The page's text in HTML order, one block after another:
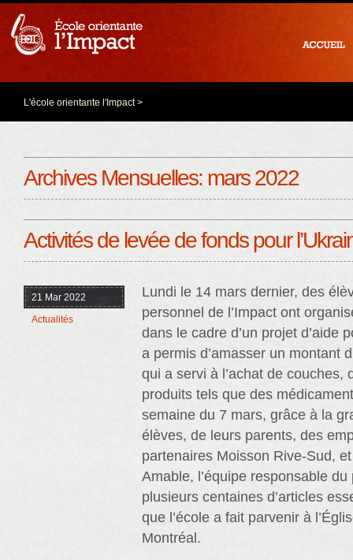
L'école orientante l'Impact>
Archives Mensuelles: mars 2022
Activités de levée de fonds pour
21 Mar 2022
Actualités
Lundi le 14 mars dernier, des
personnel de l’Impact ont
dans le cadre d’un projet d’aide
a permis d’amasser un montant
qui a servi à l’achat de couches,
produits tels que des
semaine du 7 mars, grâce à la
élèves, de leurs parents, des
partenaires Moisson Rive-Sud,
Amable, l’équipe responsable
plusieurs centaines d’articles
que l’école a fait parvenir à
Montréal.